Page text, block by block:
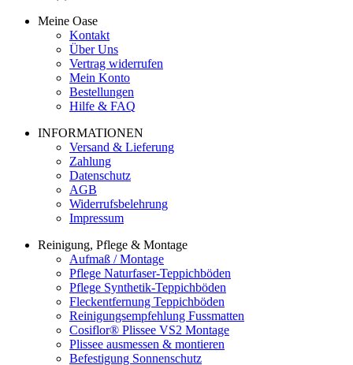
Meine Oase
Kontakt
Über Uns
Vertrag widerrufen
Mein Konto
Bestellungen
Hilfe & FAQ
INFORMATIONEN
Versand & Lieferung
Zahlung
Datenschutz
AGB
Widerrufsbelehrung
Impressum
Reinigung, Pflege & Montage
Aufmaß / Montage
Pflege Naturfaser-Teppichböden
Pflege Synthetik-Teppichböden
Fleckentfernung Teppichböden
Reinigungsempfehlung Fussmatten
Cosiflor® Plissee VS2 Montage
Plissee ausmessen & montieren
Befestigung Sonnenschutz